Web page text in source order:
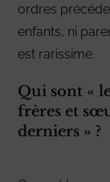
ordres
enfants, ni
est rarissime.
Qui sont «
frères et
derniers » ?